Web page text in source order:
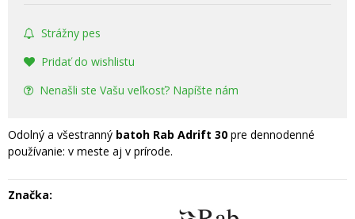
Strážny pes
Pridať do wishlistu
Nenašli ste Vašu veľkosť? Napíšte nám
Odolný a všestranný batoh Rab Adrift 30 pre dennodenné
používanie: v meste aj v prírode.
Značka: